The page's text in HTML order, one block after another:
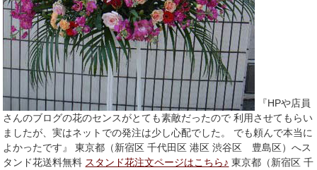
『HPや店員
さんのブログの花のセンスがとても素敵だったので 利用させてもらい
ましたが、実はネットでの発注は少し心配でした。 でも頼んで本当に
よかったです』 東京都（新宿区 千代田区 港区 渋谷区 豊島区）へス
タンド花送料無料 スタンド花注文ページはこちら♪ 東京都（新宿区 千